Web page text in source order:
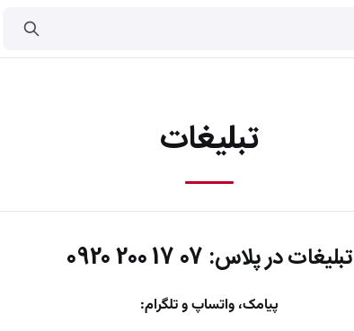
تبلیغات
تبلیغات در پلاس: 07 17 200 0920
پیامک، واتساپ و تلگرام: